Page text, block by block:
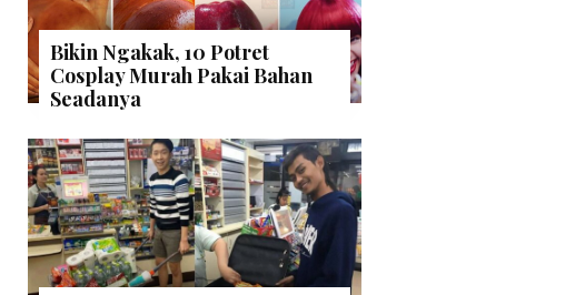
Bikin Ngakak, 10 Potret
Cosplay Murah Pakai Bahan
Seadanya